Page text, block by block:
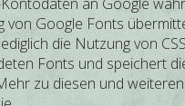
von Google Fonts
die Nutzung von
Fonts und speichert
zu diesen und